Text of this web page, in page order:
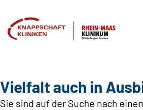
Vielfalt auch in
Sie sind auf der Suche nach